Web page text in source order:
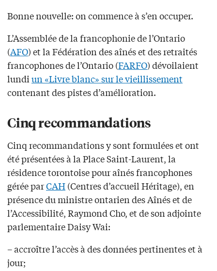
Bonne nouvelle: on commence à s’en occuper.
L’Assemblée de la francophonie de l’Ontario
(AFO) et la Fédération des aînés et des retraités
francophones de l’Ontario (FARFO) dévoilaient
lundiun «Livre blanc» sur le vieillissement
contenant des pistes d’amélioration.
Cinq recommandations
Cinq recommandations y sont formulées et ont
été présentées à la Place Saint-Laurent, la
résidence torontoise pour aînés francophones
gérée parCAH(Centres d’accueil Héritage), en
présence du ministre ontarien des Aînés et de
l’Accessibilité, Raymond Cho, et de son adjointe
parlementaire Daisy Wai:
– accroître l’accès à des données pertinentes et à
jour;